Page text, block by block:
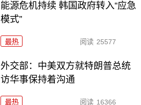
能源危机持续 韩国政府转入“应急
模式”
最热 阅读 25577
外交部：中美双方就特朗普总统
访华事保持着沟通
最热 阅读 16366